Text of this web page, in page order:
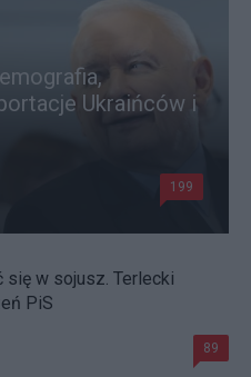
Ukraińców i
199
się w sojusz. Terlecki
PiS
89